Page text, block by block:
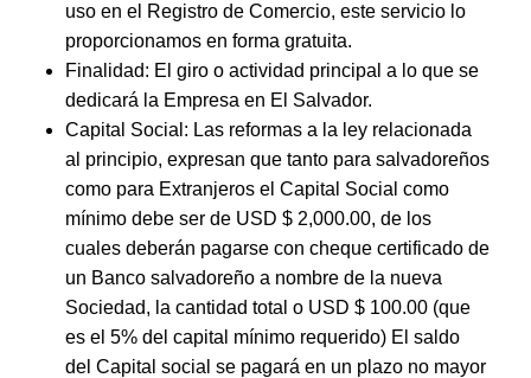
uso en el Registro de Comercio, este servicio lo
proporcionamos en forma gratuita.
Finalidad: El giro o actividad principal a lo que se
dedicará la Empresa en El Salvador.
Capital Social: Las reformas a la ley relacionada
al principio, expresan que tanto para salvadoreños
como para Extranjeros el Capital Social como
mínimo debe ser de USD $ 2,000.00, de los
cuales deberán pagarse con cheque certificado de
un Banco salvadoreño a nombre de la nueva
Sociedad, la cantidad total o USD $ 100.00 (que
es el 5% del capital mínimo requerido) El saldo
del Capital social se pagará en un plazo no mayor